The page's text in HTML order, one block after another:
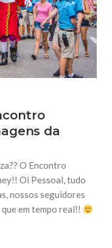
da
O Encontro
Oi Pessoal, tudo
nossos seguidores
em tempo real!!